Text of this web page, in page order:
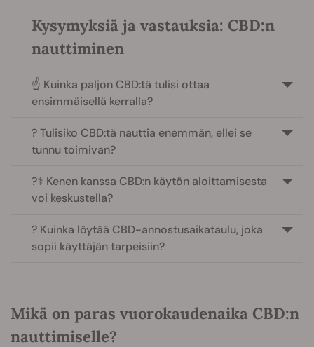
Kysymyksiä ja vastauksia: CBD:n
nauttiminen
☝️ Kuinka paljon CBD:tä tulisi ottaa
ensimmäisellä kerralla?
? Tulisiko CBD:tä nauttia enemmän, ellei se
tunnu toimivan?
?‍⚕️ Kenen kanssa CBD:n käytön aloittamisesta
voi keskustella?
? Kuinka löytää CBD-annostusaikataulu, joka
sopii käyttäjän tarpeisiin?
Mikä on paras vuorokaudenaika CBD:n
nauttimiselle?